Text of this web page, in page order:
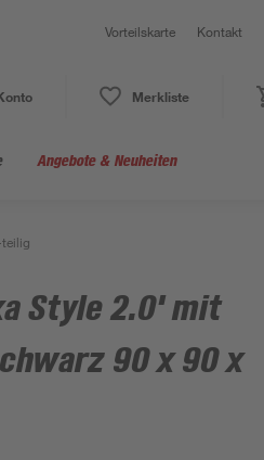
Vorteilskarte Kontakt
Merkliste
Angebote & Neuheiten
Style 2.0' mit
90 x 90 x